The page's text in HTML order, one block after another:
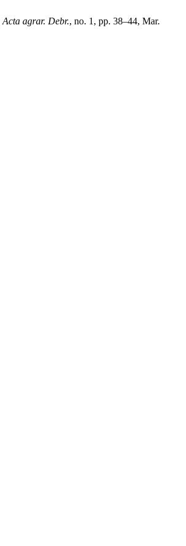
Acta agrar. Debr., no. 1, pp. 38–44, Mar.